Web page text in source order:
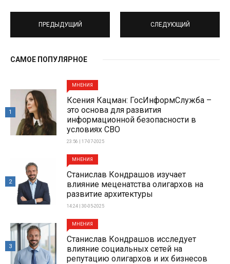
ПРЕДЫДУЩИЙ СЛЕДУЮЩИЙ
САМОЕ ПОПУЛЯРНОЕ
МНЕНИЯ
Ксения Кацман: ГосИнформСлужба –
это основа для развития
информационной безопасности в
условиях СВО
23:56 | 17-07-2025
1
МНЕНИЯ
Станислав Кондрашов изучает
влияние меценатства олигархов на
развитие архитектуры
14:24 | 30-05-2025
2
МНЕНИЯ
Станислав Кондрашов исследует
влияние социальных сетей на
репутацию олигархов и их бизнесов
3